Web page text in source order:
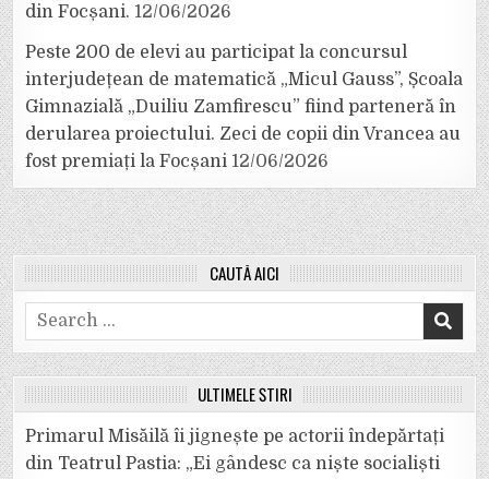
din Focșani. 12/06/2026
Peste 200 de elevi au participat la concursul
interjudețean de matematică „Micul Gauss”, Școala
Gimnazială „Duiliu Zamfirescu” fiind parteneră în
derularea proiectului. Zeci de copii din Vrancea au
fost premiați la Focșani 12/06/2026
CAUTĂ AICI
Search
for:
ULTIMELE ȘTIRI
Primarul Misăilă îi jignește pe actorii îndepărtați
din Teatrul Pastia: „Ei gândesc ca niște socialiști